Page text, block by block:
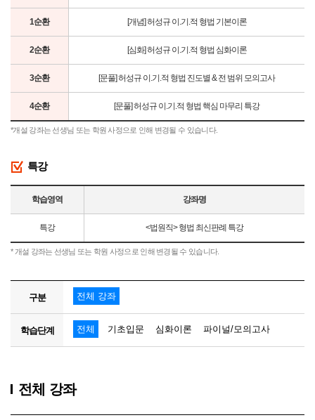
1순환 [개념] 허성규 이.기.적 형법 기본이론
2순환 [심화] 허성규 이.기.적 형법 심화이론
3순환 [문풀] 허성규 이.기.적 형법 진도별 & 전 범위 모의고사
4순환 [문풀] 허성규 이.기.적 형법 핵심 마무리 특강
*개설 강좌는 선생님 또는 학원 사정으로 인해 변경될 수 있습니다.
특강
학습영역 강좌명
특강 <법원직> 형법 최신판례 특강
* 개설 강좌는 선생님 또는 학원 사정으로 인해 변경될 수 있습니다.
구분 전체 강좌
학습단계 전체 기초입문 심화이론 파이널/모의고사
전체 강좌